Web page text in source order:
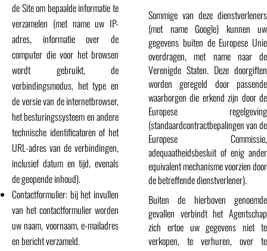
de Site om bepaalde informatie te
verzamelen (met name uw IP-
adres, informatie over de
computer die voor het browsen
wordt gebruikt, de
verbindingsmodus, het type en
de versie van de internetbrowser,
het besturingssysteem en andere
technische identificatoren of het
URL-adres van de verbindingen,
inclusief datum en tijd, evenals
de geopende inhoud).
Contactformulier: bij het invullen
van het contactformulier worden
uw naam, voornaam, e-mailadres
en bericht verzameld.
Sommige van deze dienstverleners
(met name Google) kunnen uw
gegevens buiten de Europese Unie
overdragen, met name naar de
Verenigde Staten. Deze doorgiften
worden geregeld door passende
waarborgen die erkend zijn door de
Europese regelgeving
(standaardcontractbepalingen van de
Europese Commissie,
adequaatheidsbesluit of enig ander
equivalent mechanisme voorzien door
de betreffende dienstverlener).
Buiten de hierboven genoemde
gevallen verbindt het Agentschap
zich ertoe uw gegevens niet te
verkopen, te verhuren, over te